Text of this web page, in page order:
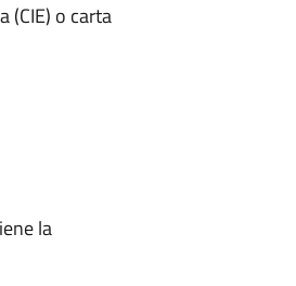
(CIE) o carta
la